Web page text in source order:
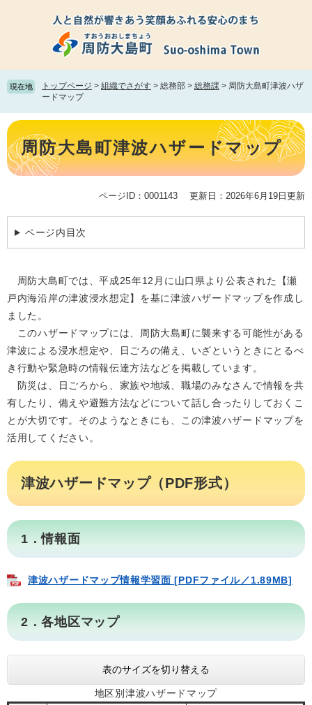
頭
で
飛
ば
て
文
へ
現在地 トップページ > 組織でさがす > 総務部 > 総務課 > 周防大島町津波ハザ
ードマップ
本
文 周防大島町津波ハザードマップ
ページID：0001143 更新日：2026年6月19日更新
ページ内目次
周防大島町では、平成25年12月に山口県より公表された【瀬
戸内海沿岸の津波浸水想定】を基に津波ハザードマップを作成し
ました。
このハザードマップには、周防大島町に襲来する可能性がある
津波による浸水想定や、日ごろの備え、いざというときにとるべ
き行動や緊急時の情報伝達方法などを掲載しています。
防災は、日ごろから、家族や地域、職場のみなさんで情報を共
有したり、備えや避難方法などについて話し合ったりしておくこ
とが大切です。そのようなときにも、この津波ハザードマップを
活用してください。
津波ハザードマップ（PDF形式）
1．情報面
津波ハザードマップ情報学習面 [PDFファイル／1.89MB]
2．各地区マップ
表のサイズを切り替える
地区別津波ハザードマップ